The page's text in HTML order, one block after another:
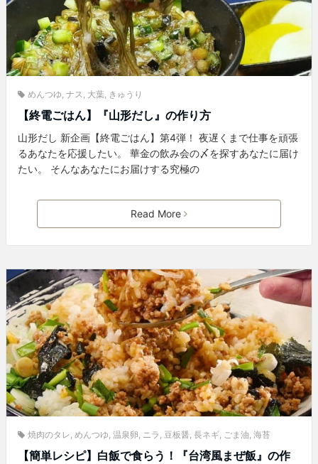
めんつゆ, ナス, 大葉, きゅうり
【終電ごはん】『山形だし』の作り方
山形だし 新企画【終電ごはん】第4弾！ 夜遅くまで仕事を頑張
るあなたを応援したい。 華金の飲み会の〆を探すあなたに届け
たい。 そんなあなたにお届けする究極の
Read More
焼肉のタレ, めんつゆ, 温泉卵, ニラ , 豆板醤, 長ネギ, ごま油, 海苔
【簡単レシピ】白飯で食らう！『台湾風まぜ飯』の作